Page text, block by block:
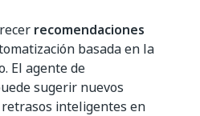
recomendaciones
basada en la
El agente de
sugerir nuevos
inteligentes en